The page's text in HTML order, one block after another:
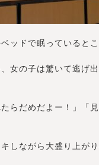
ッドで眠っていると
女の子は驚いて逃げ
たらだめだよー！」「
しながら大盛り上が